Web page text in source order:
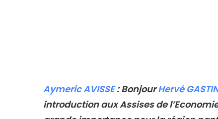
Aymeric AVISSE: BonjourHervé
introduction aux Assises de